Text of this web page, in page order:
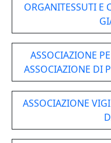
ORGANITESSUTI E
ASSOCIAZIONE
ASSOCIAZIONE DI
ASSOCIAZIONE